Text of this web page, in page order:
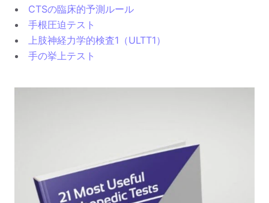
CTSの臨床的予測ルール
手根圧迫テスト
上肢神経力学的検査1（ULTT1）
手の挙上テスト